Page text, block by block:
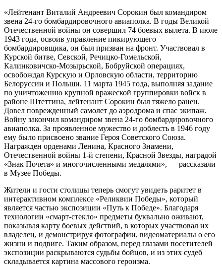
«Лейтенант Виталий Андреевич Сорокин был командиром
звена 24-го бомбардировочного авиаполка. В годы Великой
Отечественной войны он совершил 74 боевых вылета. В июле
1943 года, освоив управление пикирующего
бомбардировщика, он был призван на фронт. Участвовал в
Курской битве, Севской, Речицко-Гомельской,
Калинковичско-Мозырьской, Бобруйской операциях,
освобождал Курскую и Орловскую области, территорию
Белоруссии и Польши. 11 марта 1945 года, выполняя задание
по уничтожению крупной вражеской группировки войск в
районе Штеттина, лейтенант Сорокин был тяжело ранен.
Довел поврежденный самолет до аэродрома и спас экипаж.
Войну закончил командиром звена 24-го бомбардировочного
авиаполка. За проявленное мужество и доблесть в 1946 году
ему было присвоено звание Героя Советского Союза.
Награжден орденами Ленина, Красного Знамени,
Отечественной войны 1-й степени, Красной Звезды, наградой
«Знак Почета» и многочисленными медалями», — рассказали
в Музее Победы.
Жители и гости столицы теперь смогут увидеть раритет в
интерактивном комплексе «Реликвии Победы», который
является частью экспозиции «Путь к Победе». Благодаря
технологии «смарт-стекло» предметы буквально оживают,
показывая карту боевых действий, в которых участвовал их
владелец, и демонстрируя фотографии, видеоматериалы о его
жизни и подвиге. Таким образом, перед глазами посетителей
экспозиции раскрываются судьбы бойцов, и из этих судеб
складывается картина массового героизма.